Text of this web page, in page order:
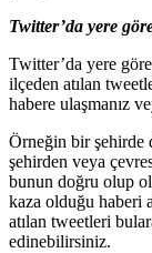
Twitter’da yere
Twitter’da yere
ilçeden atılan
habere ulaşmanız
Örneğin bir şehirde
şehirden veya
bunun doğru olup
kaza olduğu haberi
atılan tweetleri
edinebilirsiniz.